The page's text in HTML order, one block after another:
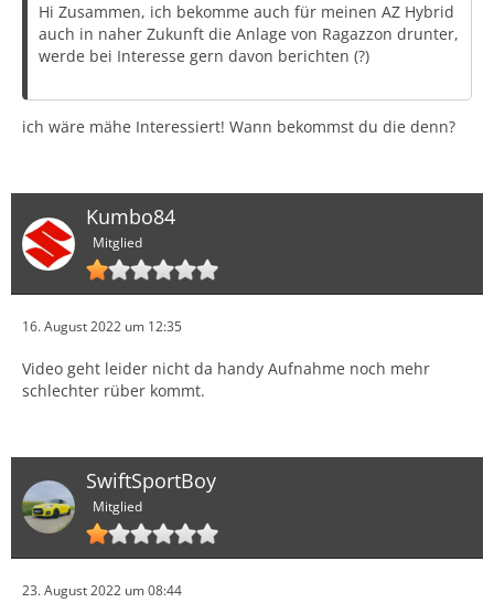
Hi Zusammen, ich bekomme auch für meinen AZ Hybrid
auch in naher Zukunft die Anlage von Ragazzon drunter,
werde bei Interesse gern davon berichten (?)
ich wäre mähe Interessiert! Wann bekommst du die denn?
Kumbo84
Mitglied
16. August 2022 um 12:35
Video geht leider nicht da handy Aufnahme noch mehr
schlechter rüber kommt.
SwiftSportBoy
Mitglied
23. August 2022 um 08:44